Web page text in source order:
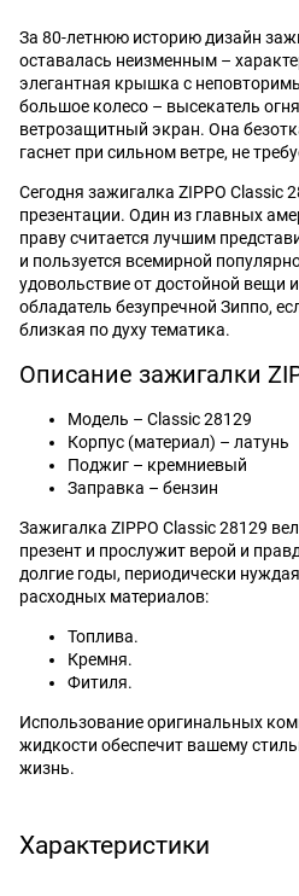
За 80-летнюю историю дизайн
оставалась неизменным –
элегантная крышка с
большое колесо – высекатель
ветрозащитный экран. Она
гаснет при сильном ветре, не
Сегодня зажигалка ZIPPO Classic
презентации. Один из главных
праву считается лучшим
и пользуется всемирной
удовольствие от достойной вещи
обладатель безупречной Зиппо,
близкая по духу тематика.
Описание зажигалки
Модель – Classic 28129
Корпус (материал) – латунь
Поджиг – кремниевый
Заправка – бензин
Зажигалка ZIPPO Classic 28129
презент и прослужит верой и
долгие годы, периодически
расходных материалов:
Топлива.
Кремня.
Фитиля.
Использование оригинальных
жидкости обеспечит вашему
жизнь.
Характеристики